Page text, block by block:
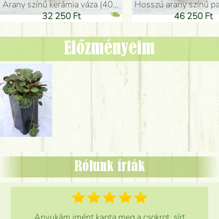
arany színű kerámia váza (40x26cm)
32 250 Ft
hosszú arany színű
46 250 Ft
Előzményeim
Rólunk írták